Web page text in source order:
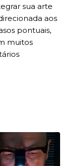
sua arte
aos
pontuais,
muitos